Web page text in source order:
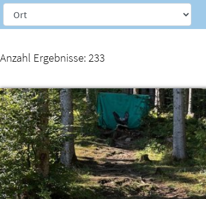
Weiter zur Navigation Weiter zum Inhalt
Anzahl Ergebnisse: 233